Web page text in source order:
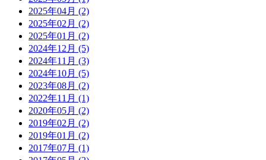
2025年04月 (2)
2025年02月 (2)
2025年01月 (2)
2024年12月 (5)
2024年11月 (3)
2024年10月 (5)
2023年08月 (2)
2022年11月 (1)
2020年05月 (2)
2019年02月 (2)
2019年01月 (2)
2017年07月 (1)